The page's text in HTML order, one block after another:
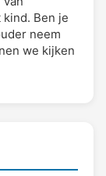
Ben je
neem
we kijken